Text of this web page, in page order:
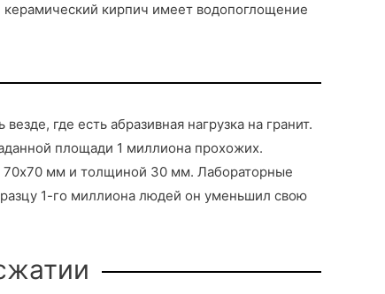
керамический кирпич имеет водопоглощение
где есть абразивная нагрузка на гранит.
площади 1 миллиона прохожих.
70х70 мм и толщиной 30 мм. Лабораторные
1-го миллиона людей он уменьшил свою